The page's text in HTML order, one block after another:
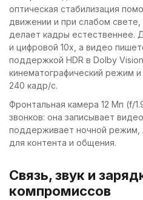
оптическая стабилизация
движении и при слабом
делает кадры естественнее.
и цифровой 10x, а видео
поддержкой HDR в Dolby
кинематографический режим
240 кадр/с.
Фронтальная камера 12 Мп (f/
звонков: она записывает
поддерживает ночной режим,
для контента и общения.
Связь, звук и
компромиссов